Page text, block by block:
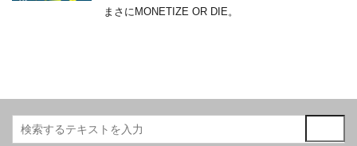
まさにMONETIZE OR DIE。